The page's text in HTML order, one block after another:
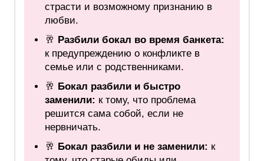
страсти и возможному признанию в
любви.
🥂 Разбили бокал во время банкета:
к предупреждению о конфликте в
семье или с родственниками.
🥂 Бокал разбили и быстро
заменили: к тому, что проблема
решится сама собой, если не
нервничать.
🥂 Бокал разбили и не заменили: к